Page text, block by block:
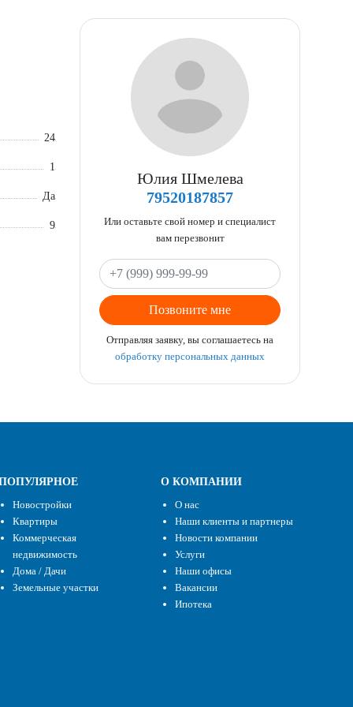
24
1
Да
9
Юлия Шмелева
79520187857
Или оставьте свой номер и специалист
вам перезвонит
Позвоните мне
Отправляя заявку, вы соглашаетесь на
обработку персональных данных
Новостройки
Квартиры
Коммерческая
недвижимость
Дома / Дачи
Земельные участки
О КОМПАНИИ
О нас
Наши клиенты и партнеры
Новости компании
Услуги
Наши офисы
Вакансии
Ипотека